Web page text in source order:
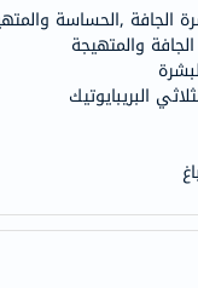
الجافة ,الحساسة
والمتهيجة
البريبايوتيك